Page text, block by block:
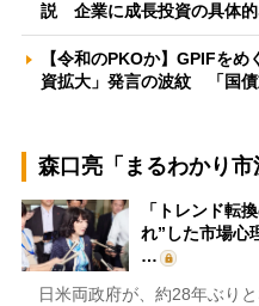
説 企業に成長投資の具体
【令和のPKOか】GPIFを
資拡大」発言の波紋 「国
森口亮「まるわかり市
「トレンド転
れ”した市場心
…
日米両政府が、約28年ぶり